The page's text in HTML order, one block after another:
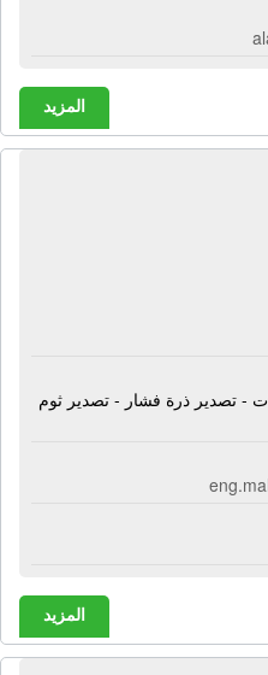
المزيد
- تصدير ذرة فشار - تصدير ثوم
المزيد